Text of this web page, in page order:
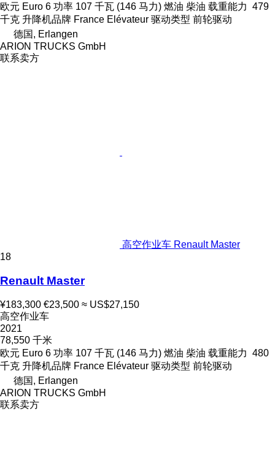
欧元 Euro 6 功率 107 千瓦 (146 马力) 燃油 柴油 载重能力 479
千克 升降机品牌 France Elévateur 驱动类型 前轮驱动
德国, Erlangen
ARION TRUCKS GmbH
联系卖方
高空作业车 Renault Master
18
Renault Master
¥183,300 €23,500 ≈ US$27,150
高空作业车
2021
78,550 千米
欧元 Euro 6 功率 107 千瓦 (146 马力) 燃油 柴油 载重能力 480
千克 升降机品牌 France Elévateur 驱动类型 前轮驱动
德国, Erlangen
ARION TRUCKS GmbH
联系卖方